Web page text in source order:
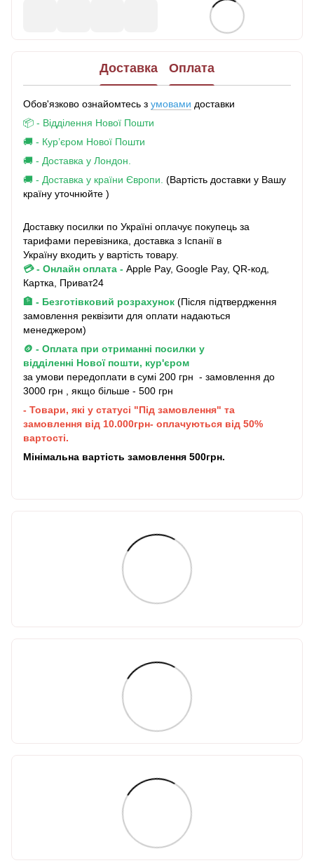
Доставка Оплата
Обов'язково ознайомтесь з умовами доставки
📦 - Відділення Нової Пошти
🚚 - Кур’єром Нової Пошти
🚚 - Доставка у Лондон.
🚚 - Доставка у країни Європи. (Вартість доставки у Вашу
країну уточнюйте )
Доставку посилки по Україні оплачує покупець за
тарифами перевізника, доставка з Іспанії в
Україну входить у вартість товару.
💳 - Онлайн оплата - Apple Pay, Google Pay, QR-код,
Картка, Приват24
🏦 - Безготівковий розрахунок (Після підтвердження
замовлення реквізити для оплати надаються
менеджером)
🪙 - Оплата при отриманні посилки у
відділенні Нової пошти, кур'єром
за умови передоплати в сумі 200 грн - замовлення до
3000 грн , якщо більше - 500 грн
- Товари, які у статусі "Під замовлення" та
замовлення від 10.000грн- оплачуються від 50%
вартості.
Мінімальна вартість замовлення 500грн.